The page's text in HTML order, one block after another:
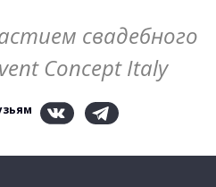
свадебного
Concept Italy